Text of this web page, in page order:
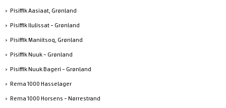
Pisiffik Aasiaat, Grønland
Pisiffik Ilulissat - Grønland
Pisiffik Maniitsoq, Grønland
Pisiffik Nuuk - Grønland
Pisiffik Nuuk Bageri - Grønland
Rema 1000 Hasselager
Rema 1000 Horsens - Nørrestrand